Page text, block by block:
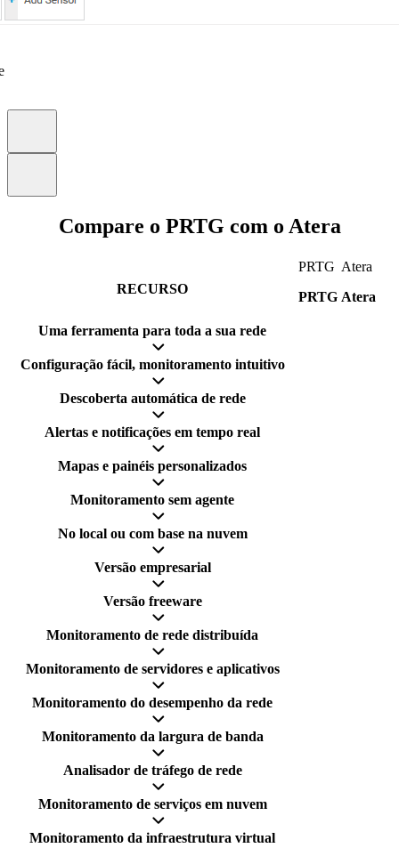
Compare o PRTG com o Atera
RECURSO
PRTG
PRTG
Atera
Atera
Uma ferramenta para toda a sua rede
Configuração fácil, monitoramento intuitivo
Descoberta automática de rede
Alertas e notificações em tempo real
Mapas e painéis personalizados
Monitoramento sem agente
No local ou com base na nuvem
Versão empresarial
Versão freeware
Monitoramento de rede distribuída
Monitoramento de servidores e aplicativos
Monitoramento do desempenho da rede
Monitoramento da largura de banda
Analisador de tráfego de rede
Monitoramento de serviços em nuvem
Monitoramento da infraestrutura virtual